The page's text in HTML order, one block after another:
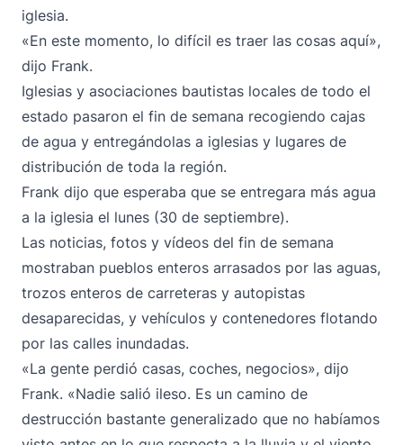
iglesia.
«En este momento, lo difícil es traer las cosas aquí»,
dijo Frank.
Iglesias y asociaciones bautistas locales de todo el
estado pasaron el fin de semana recogiendo cajas
de agua y entregándolas a iglesias y lugares de
distribución de toda la región.
Frank dijo que esperaba que se entregara más agua
a la iglesia el lunes (30 de septiembre).
Las noticias, fotos y vídeos del fin de semana
mostraban pueblos enteros arrasados por las aguas,
trozos enteros de carreteras y autopistas
desaparecidas, y vehículos y contenedores flotando
por las calles inundadas.
«La gente perdió casas, coches, negocios», dijo
Frank. «Nadie salió ileso. Es un camino de
destrucción bastante generalizado que no habíamos